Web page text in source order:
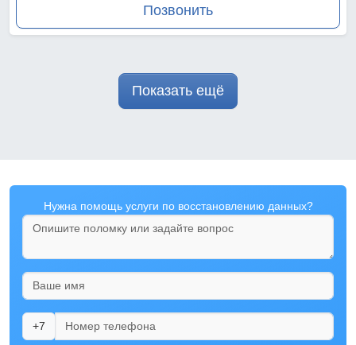
Позвонить
Показать ещё
Нужна помощь услуги по восстановлению данных?
+7